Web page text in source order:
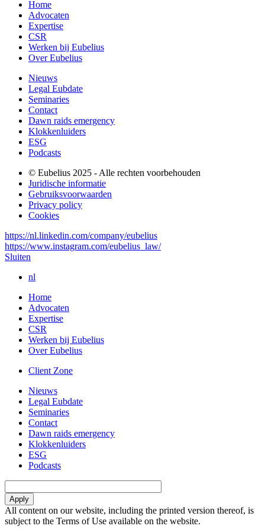
Home
Advocaten
Expertise
CSR
Werken bij Eubelius
Over Eubelius
Nieuws
Legal Eubdate
Seminaries
Contact
Dawn raids emergency
Klokkenluiders
ESG
Podcasts
© Eubelius 2025 - Alle rechten voorbehouden
Juridische informatie
Gebruiksvoorwaarden
Privacy policy
Cookies
https://nl.linkedin.com/company/eubelius
https://www.instagram.com/eubelius_law/
Sluiten
nl
Home
Advocaten
Expertise
CSR
Werken bij Eubelius
Over Eubelius
Client Zone
Nieuws
Legal Eubdate
Seminaries
Contact
Dawn raids emergency
Klokkenluiders
ESG
Podcasts
All content on our website, including the printed version thereof, is
subject to the Terms of Use available on the website.